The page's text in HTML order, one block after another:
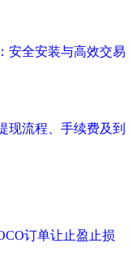
安全安装与高效交易
现流程、手续费及到